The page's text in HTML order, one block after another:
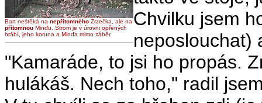
Bart neštěká na nepřítomného Zrzečka, ale na
přítomnou Minďu. Strom je v úrovni opřených
hrábí, jeho koruna a Minďa mimo záběr.
Chvilku jsem
neposlouchat)
"Kamaráde, to jsi ho propás.
hulákáš. Nech toho," radil